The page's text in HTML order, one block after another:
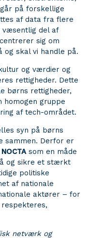
på forskellige
af data fra flere
væsentlig del af
sig om
og skal vi handle på.
og værdier og
rettigheder. Dette
børns rettigheder,
homogen gruppe
af tech-området.
syn på børns
sammen. Derfor er
NOCTAsom en måde
og sikre et stærkt
politiske
af nationale
aktører – for
netværk og